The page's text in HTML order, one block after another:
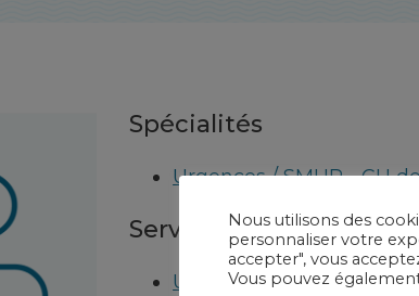
Spécialités
Urgences / SMUR - CH
Service(s) et contact(s)
Urgences-CH de
Nous utilisons des
personnaliser votre
accepter", vous
Vous pouvez